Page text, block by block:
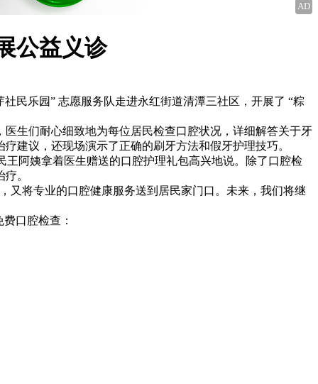
AD
公益义诊
民乐园” 志愿服务队走进永红街道清潭三社区，开展了 “粽
生们耐心细致地为每位居民检查口腔状况，详细解答关于牙
建议，还现场演示了正确的刷牙方法和假牙护理技巧。
阿姨拿着医生赠送的口腔护理礼包高兴地说。除了口腔检
。
又将专业的口腔健康服务送到居民家门口。未来，我们将继
口腔检查：